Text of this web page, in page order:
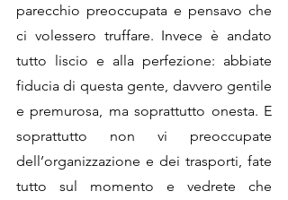
parecchio preoccupata e pensavo che
ci volessero truffare. Invece è andato
tutto liscio e alla perfezione: abbiate
fiducia di questa gente, davvero gentile
e premurosa, ma soprattutto onesta. E
soprattutto non vi preoccupate
dell’organizzazione e dei trasporti, fate
tutto sul momento e vedrete che